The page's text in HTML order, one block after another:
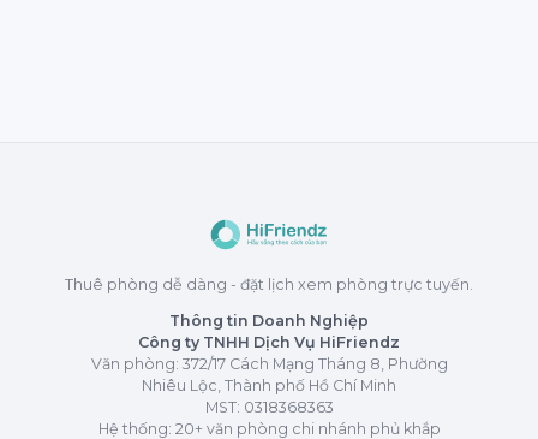
Thuê phòng dễ dàng - đặt lịch xem phòng trực tuyến.
Thông tin Doanh Nghiệp
Công ty TNHH Dịch Vụ HiFriendz
Văn phòng: 372/17 Cách Mạng Tháng 8, Phường
Nhiêu Lộc, Thành phố Hồ Chí Minh
MST: 0318368363
Hệ thống: 20+ văn phòng chi nhánh phủ khắp